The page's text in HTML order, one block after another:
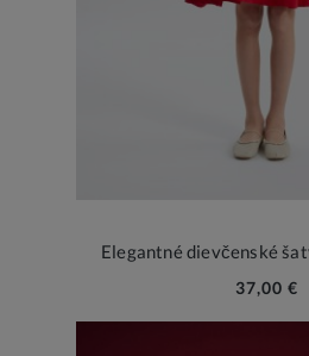
Elegantné dievčenské
37,00 €